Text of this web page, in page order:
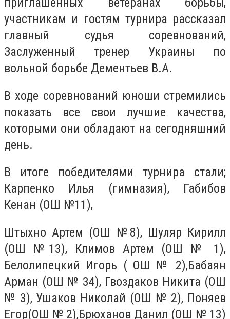
участникам и гостям турнира рассказал
главный судья соревнований,
Заслуженный тренер Украины по
вольной борьбе Дементьев В.А.
В ходе соревнований юноши стремились
показать все свои лучшие качества,
которыми они обладают на сегодняшний
день.
В итоге победителями турнира стали;
Карпенко Илья (гимназия), Габибов
Кенан (ОШ №11),
Штыхно Артем (ОШ №8), Шуляр Кирилл
(ОШ №13), Климов Артем (ОШ № 1),
Белолипецкий Игорь ( ОШ № 2),Бабаян
Арман (ОШ № 34), Гвоздаков Никита (ОШ
№ 3), Ушаков Николай (ОШ № 2), Поняев
Егор(ОШ № 2),Брюханов Данил (ОШ № 13)